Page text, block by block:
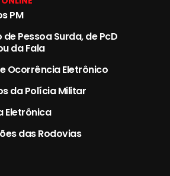
PM
Pessoa Surda, de PcD
da Fala
Ocorrência Eletrônico
da Polícia Militar
Eletrônica
das Rodovias